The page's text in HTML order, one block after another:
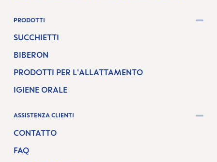
PRODOTTI
SUCCHIETTI
BIBERON
PRODOTTI PER L'ALLATTAMENTO
IGIENE ORALE
ASSISTENZA CLIENTI
CONTATTO
FAQ